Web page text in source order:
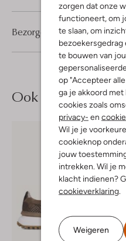
zorgen dat onze
functioneert, om
te slaan, om
bezoekersgedrag
te bouwen van
op "Accepteer
ga je akkoord
cookies zoals
privacy- en
Wil je je
cookieknop
jouw
intrekken. Wil je
klacht indienen?
cookieverklaring
Weigeren
Bezorgen & retourneren
Ook iets voor jou?